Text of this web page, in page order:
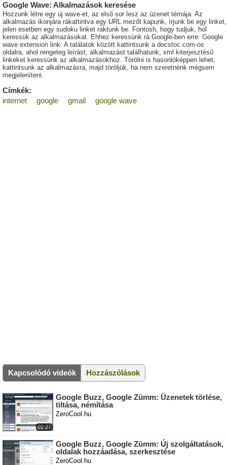
Google Wave: Alkalmazások keresése
Hozzunk létre egy új wave-et, az első sor lesz az üzenet témája. Az
alkalmazás ikonjára rákattintva egy URL mezőt kapunk, írjunk be egy linket,
jelen esetben egy sudoku linket raktunk be. Fontosh, hogy tudjuk, hol
keressük az alkalmazásokat. Ehhez keressünk rá Google-ben erre: Google
wave extension link. A találatok között kattintsunk a docstoc.com-os
oldalra, ahol rengeteg leírást, alkalmazást találhatunk, xml kiterjesztésű
linkeket keressünk az alkalmazásokhoz. Törölni is hasonlóképpen lehet,
kattintsunk az alkalmazásra, majd töröljük, ha nem szeretnénk mégsem
megjeleníteni.
Címkék:
internet
google gmail google wave
Kapcsolódó videók Hozzászólások
02:27
Google Buzz, Google Zümm: Üzenetek törlése,
tiltása, némítása
ZeroCool.hu
Google Buzz, Google Zümm: Új szolgáltatások,
oldalak hozzáadása, szerkesztése
ZeroCool.hu